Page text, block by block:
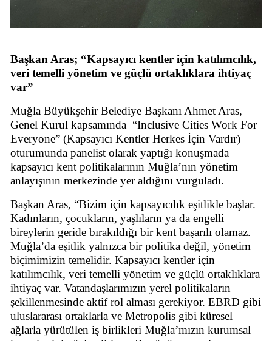
Başkan Aras; “Kapsayıcı kentler için katılımcılık,
veri temelli yönetim ve güçlü ortaklıklara ihtiyaç
var”
Muğla Büyükşehir Belediye Başkanı Ahmet Aras,
Genel Kurul kapsamında “Inclusive Cities Work For
Everyone” (Kapsayıcı Kentler Herkes İçin Vardır)
oturumunda panelist olarak yaptığı konuşmada
kapsayıcı kent politikalarının Muğla’nın yönetim
anlayışının merkezinde yer aldığını vurguladı.
Başkan Aras, “Bizim için kapsayıcılık eşitlikle başlar.
Kadınların, çocukların, yaşlıların ya da engelli
bireylerin geride bırakıldığı bir kent başarılı olamaz.
Muğla’da eşitlik yalnızca bir politika değil, yönetim
biçimimizin temelidir. Kapsayıcı kentler için
katılımcılık, veri temelli yönetim ve güçlü ortaklıklara
ihtiyaç var. Vatandaşlarımızın yerel politikaların
şekillenmesinde aktif rol alması gerekiyor. EBRD gibi
uluslararası ortaklarla ve Metropolis gibi küresel
ağlarla yürütülen iş birlikleri Muğla’mızın kurumsal